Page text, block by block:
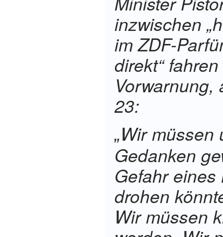
inzwischen
im ZDF-
direkt“
Vorwarnung,
23:
„Wir müssen
Gedanken
Gefahr
drohen
Wir müssen